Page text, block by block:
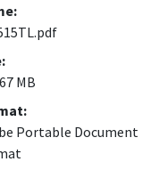
MB
Portable Document